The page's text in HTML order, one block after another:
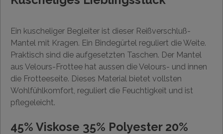
Ein kuscheliger Begleiter ist dieser Reißverschluß-
Mantel mit Kragen. Ein Bindegürtel reguliert die Weite.
Praktisch sind die aufgesetzten Taschen. Der Mantel
aus Velours-Frottee hat aussen die Velours- und innen
die Frotteeseite. Dieses Material bietet vollsten
Wohlfühlkomfort, reguliert die Feuchtigkeit und ist
pflegeleicht.
45% Viskose 35% Polyester 20%